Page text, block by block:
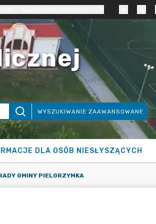
WYSZUKIWANIE ZAAWANSOWANE
DLA OSÓB NIESŁYSZĄCYCH
GMINY PIELGRZYMKA